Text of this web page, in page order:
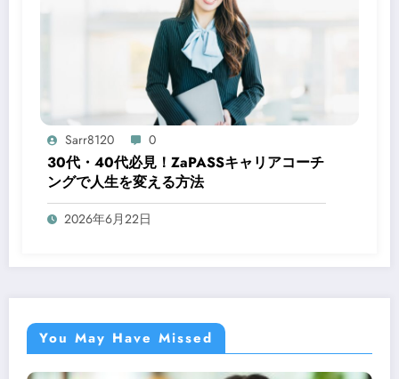
Sarr8120 0
30代・40代必見！ZaPASSキャリアコーチ
ングで人生を変える方法
2026年6月22日
You May Have Missed